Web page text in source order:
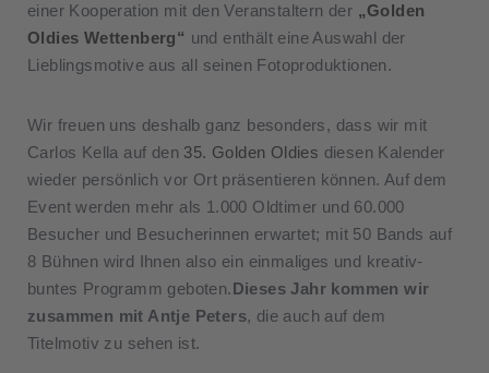
einer Kooperation mit den Veranstaltern der „Golden
Oldies Wettenberg“ und enthält eine Auswahl der
Lieblingsmotive aus all seinen Fotoproduktionen.
Wir freuen uns deshalb ganz besonders, dass wir mit
Carlos Kella auf den 35. Golden Oldies diesen Kalender
wieder persönlich vor Ort präsentieren können. Auf dem
Event werden mehr als 1.000 Oldtimer und 60.000
Besucher und Besucherinnen erwartet; mit 50 Bands auf
8 Bühnen wird Ihnen also ein einmaliges und kreativ-
buntes Programm geboten.Dieses Jahr kommen wir
zusammen mit Antje Peters, die auch auf dem
Titelmotiv zu sehen ist.